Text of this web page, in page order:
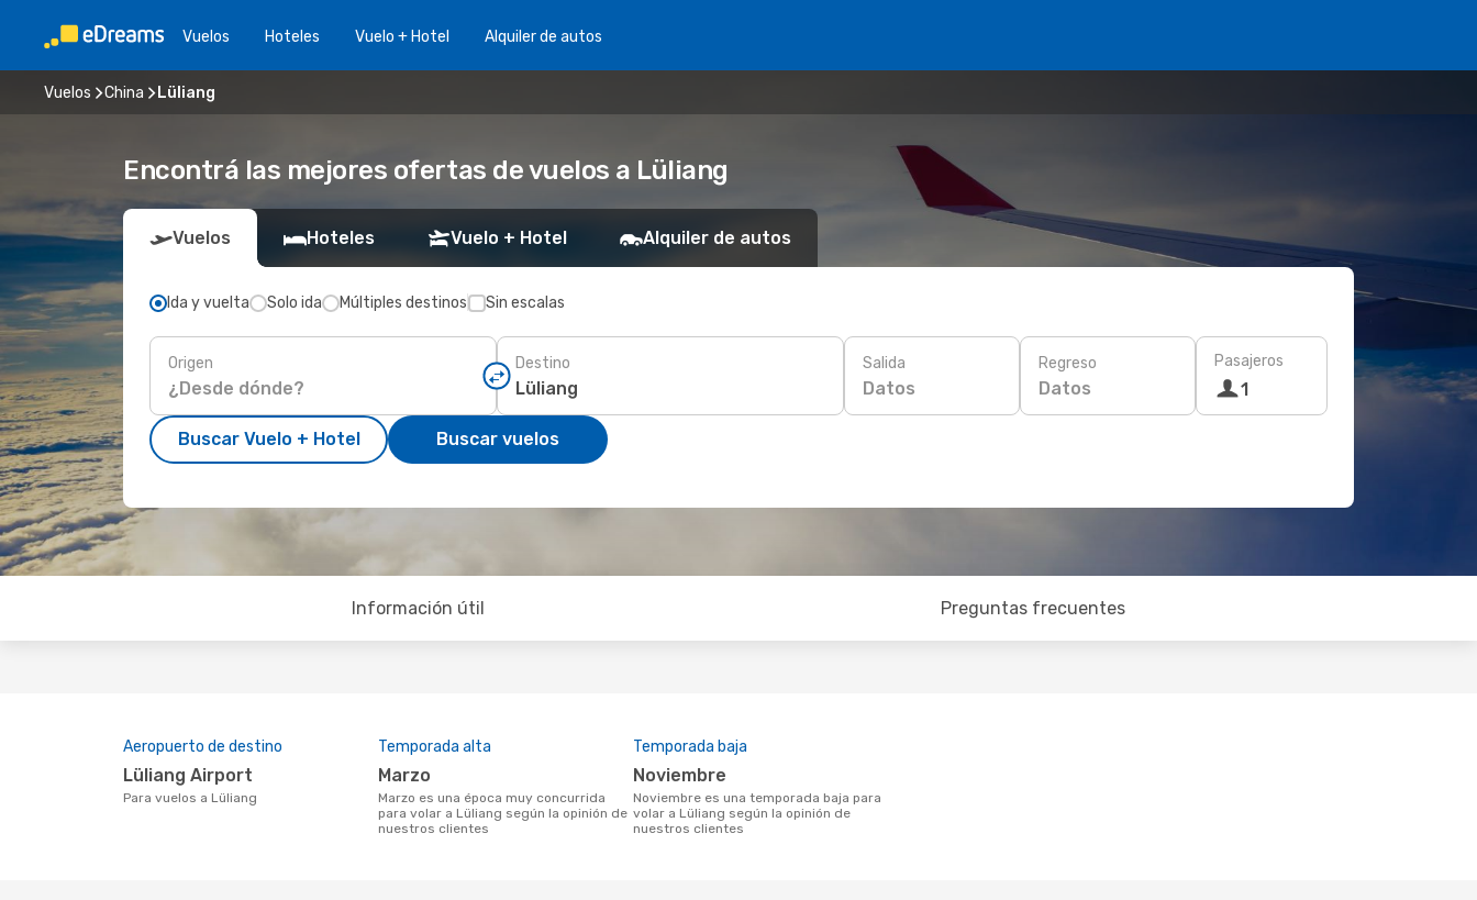
Vuelos Hoteles Vuelo + Hotel Alquiler de autos
Vuelos China Lüliang
Encontrá las mejores ofertas de vuelos a Lüliang
Vuelos Hoteles Vuelo + Hotel Alquiler de autos
Ida y vuelta Solo ida Múltiples destinos Sin escalas
Origen Destino Salida
Datos
Regreso
Datos
Pasajeros
1
Buscar Vuelo + Hotel Buscar vuelos
Información útil Preguntas frecuentes
Aeropuerto de destino
Lüliang Airport
Para vuelos a Lüliang
Temporada alta
marzo
marzo es una época muy concurrida
para volar a Lüliang según la opinión de
nuestros clientes
Temporada baja
noviembre
noviembre es una temporada baja para
volar a Lüliang según la opinión de
nuestros clientes